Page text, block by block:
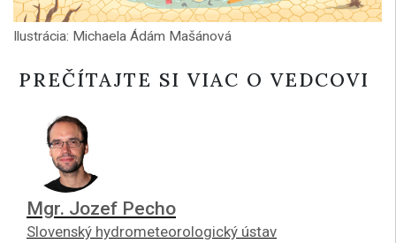
Ilustrácia: Michaela Ádám Mašánová
PREČÍTAJTE SI VIAC O VEDCOVI
Mgr. Jozef Pecho
Slovenský hydrometeorologický ústav